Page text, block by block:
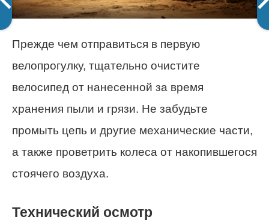
Прежде чем отправиться в первую
велопрогулку, тщательно очистите
велосипед от нанесенной за время
хранения пыли и грязи. Не забудьте
промыть цепь и другие механические части,
а также проветрить колеса от накопившегося
стоячего воздуха.
Технический осмотр